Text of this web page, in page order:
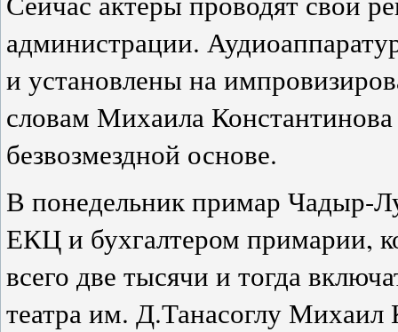
администрации.
и установлены на
словам Михаила
безвозмездной основе.
В понедельник примар Чадыр-
ЕКЦ и бухгалтером примарии,
всего две тысячи и тогда
театра им. Д.Танасоглу Михаил